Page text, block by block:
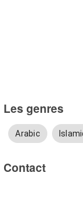
Les genres
Arabic
Contact